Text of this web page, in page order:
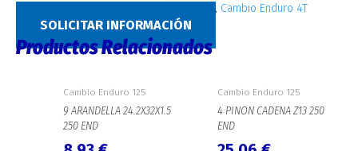
, Cambio Enduro 4T
SOLICITAR INFORMACIÓN
Productos Relacionados
Cambio Enduro 125
9 ARANDELLA 24.2X32X1.5
250 END
Cambio Enduro 125
4 PINON CADENA Z13 250
END